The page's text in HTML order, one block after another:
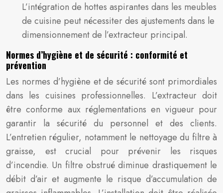
L’intégration de hottes aspirantes dans les meubles
de cuisine peut nécessiter des ajustements dans le
dimensionnement de l’extracteur principal.
Normes d’hygiène et de sécurité : conformité et
prévention
Les normes d’hygiène et de sécurité sont primordiales
dans les cuisines professionnelles. L’extracteur doit
être conforme aux réglementations en vigueur pour
garantir la sécurité du personnel et des clients.
L’entretien régulier, notamment le nettoyage du filtre à
graisse, est crucial pour prévenir les risques
d’incendie. Un filtre obstrué diminue drastiquement le
débit d’air et augmente le risque d’accumulation de